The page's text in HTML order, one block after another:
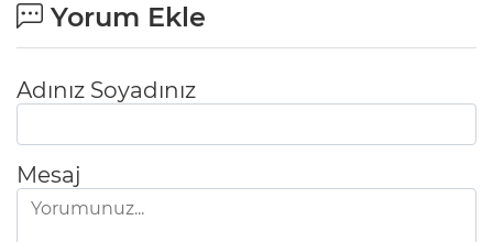
Yorum Ekle
Adınız Soyadınız
Mesaj